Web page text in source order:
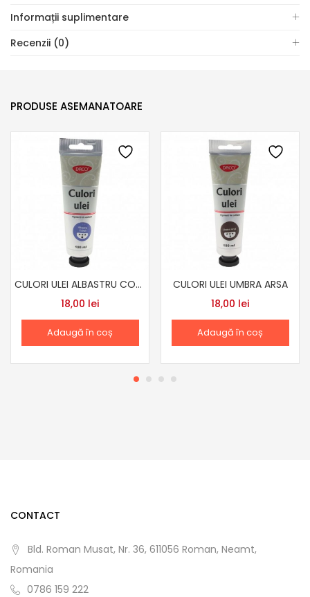
Informații suplimentare
Recenzii (0)
PRODUSE ASEMANATOARE
CULORI ULEI ALBASTRU COBALT
18,00 lei
Adaugă în coș
CULORI ULEI UMBRA ARSA
18,00 lei
Adaugă în coș
CONTACT
Bld. Roman Musat, Nr. 36, 611056 Roman, Neamt,
Romania
0786 159 222